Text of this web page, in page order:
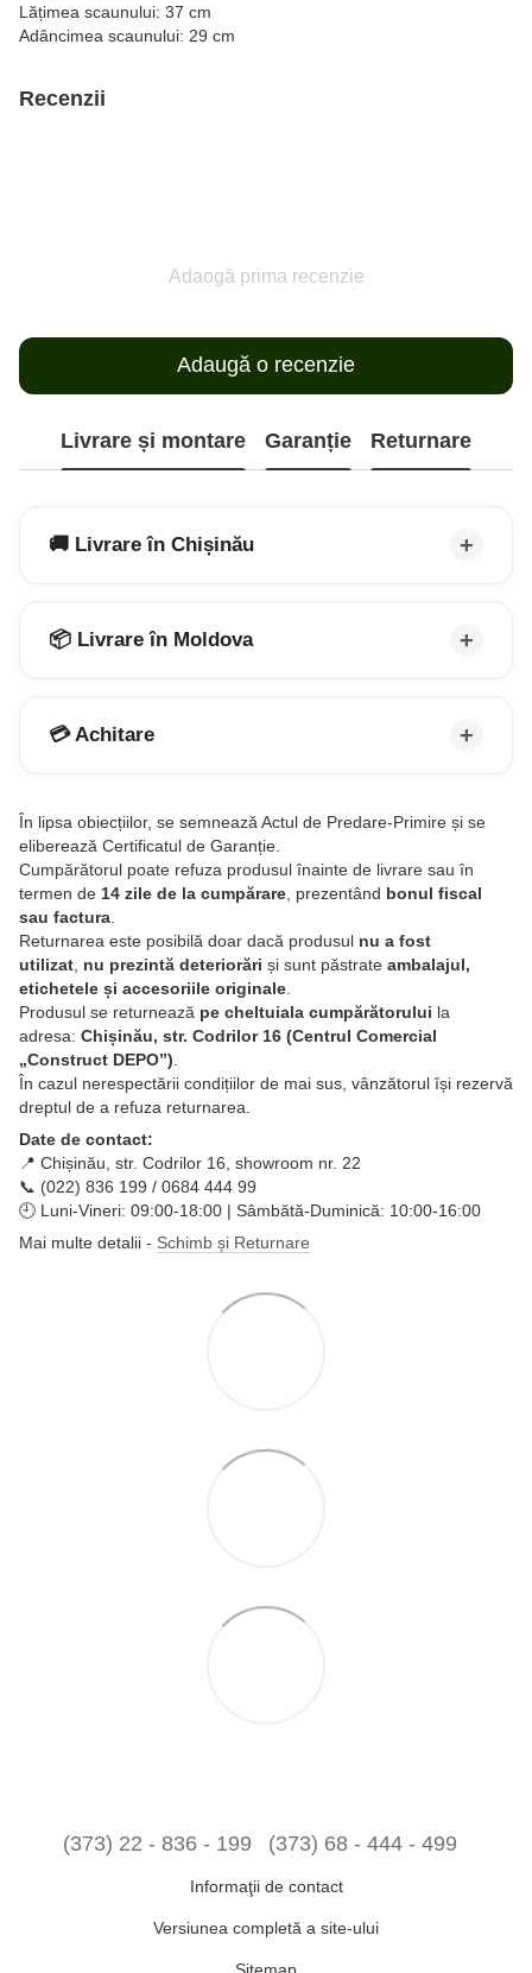
Lățimea scaunului: 37 cm
Adâncimea scaunului: 29 cm
Recenzii
Adaogă prima recenzie
Adaugă o recenzie
Livrare și montare Garanție Returnare
🚚 Livrare în Chișinău
📦 Livrare în Moldova
💳 Achitare
În lipsa obiecțiilor, se semnează Actul de Predare-Primire și se
eliberează Certificatul de Garanție.
Cumpărătorul poate refuza produsul înainte de livrare sau în
termen de 14 zile de la cumpărare , prezentând bonul fiscal
sau factura
Returnarea este posibilă doar dacă produsul nu a fost
utilizat nu prezintă deteriorări și sunt păstrate ambalajul,
etichetele și accesoriile originale
Produsul se returnează pe cheltuiala cumpărătorului la
adresa: Chișinău, str. Codrilor 16 (Centrul Comercial
„Construct DEPO”)
În cazul nerespectării condițiilor de mai sus, vânzătorul își rezervă
dreptul de a refuza returnarea.
Date de contact:
📍 Chișinău, str. Codrilor 16, showroom nr. 22
📞 (022) 836 199 / 0684 444 99
🕘 Luni-Vineri: 09:00-18:00 | Sâmbătă-Duminică: 10:00-16:00
Mai multe detalii - Schimb și Returnare
(373) 22 - 836 - 199 (373) 68 - 444 - 499
Informaţii de contact
Versiunea completă a site-ului